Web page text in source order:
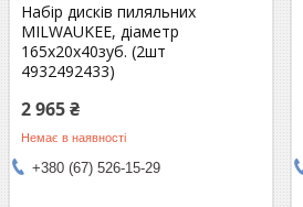
Набір дисків пиляльних
MILWAUKEE, діаметр
165х20х40зуб. (2шт
4932492433)
2 965 ₴
Немає в наявності
+380 (67) 526-15-29